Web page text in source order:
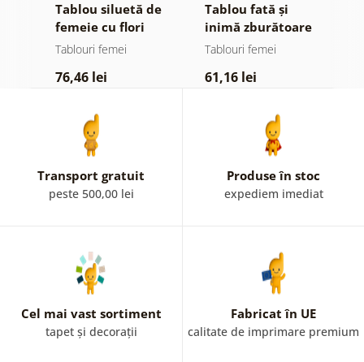
Tablou siluetă de
femeie cu flori
Tablouri femei
76,46 lei
Tablou fată și
inimă zburătoare
Tablouri femei
61,16 lei
Transport gratuit
peste 500,00 lei
Produse în stoc
expediem imediat
Cel mai vast sortiment
tapet și decorații
Fabricat în UE
calitate de imprimare premium